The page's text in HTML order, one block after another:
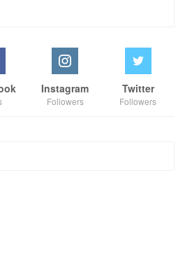
Instagram
Followers
Twitter
Followers